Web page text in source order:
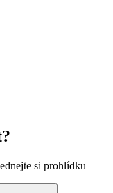
si prohlídku